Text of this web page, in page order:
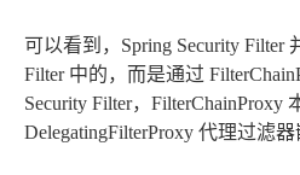
可以看到，Spring Security Filter
Filter 中的，而是通过
Security Filter，FilterChainProxy
DelegatingFilterProxy 代理过滤器